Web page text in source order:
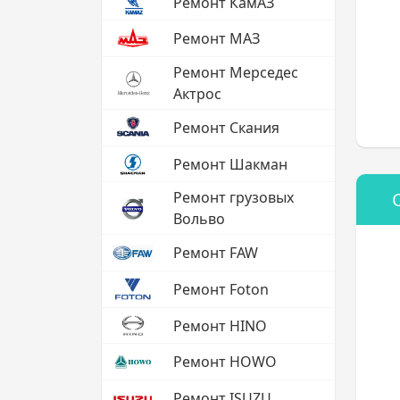
Ремонт МАЗ
Ремонт Мерседес
Актрос
Ремонт Скания
Ремонт Шакман
Ремонт грузовых
Вольво
Ремонт FAW
Ремонт Foton
Ремонт HINO
Ремонт HOWO